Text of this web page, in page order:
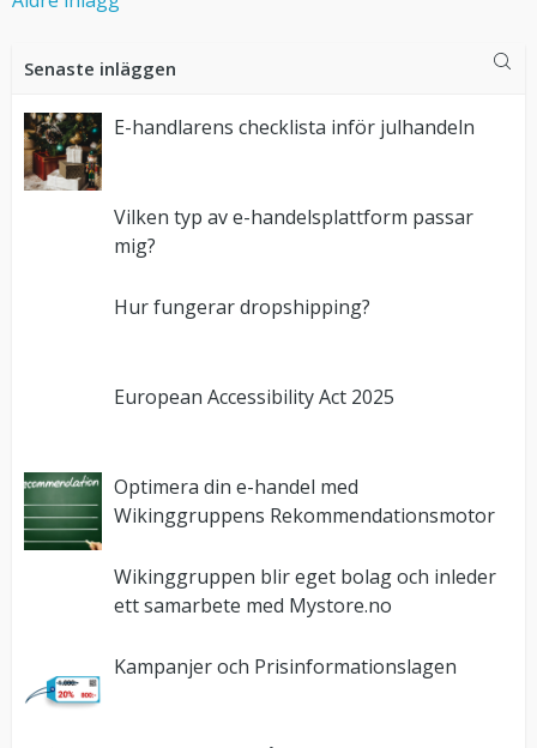
Senaste inläggen
E-handlarens checklista inför julhandeln
Vilken typ av e-handelsplattform passar
mig?
Hur fungerar dropshipping?
European Accessibility Act 2025
Optimera din e-handel med
Wikinggruppens Rekommendationsmotor
Wikinggruppen blir eget bolag och inleder
ett samarbete med Mystore.no
Kampanjer och Prisinformationslagen